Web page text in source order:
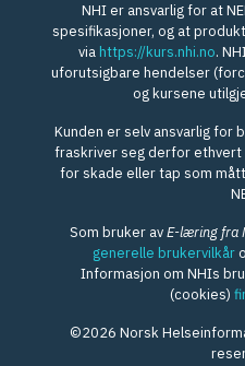
NHI er ansvarlig for at
spesifikasjoner, og at
via https://kurs.nhi.no.
uforutsigbare hendelser
og kursene
Kunden er selv ansvarlig for
fraskriver seg derfor
for skade eller tap som
Som bruker avE-læring fra
generelle brukervilkår
Informasjon om NHIs
(cookies)
©2026 Norsk